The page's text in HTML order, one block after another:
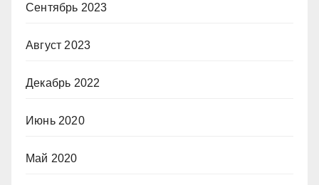
Сентябрь 2023
Август 2023
Декабрь 2022
Июнь 2020
Май 2020